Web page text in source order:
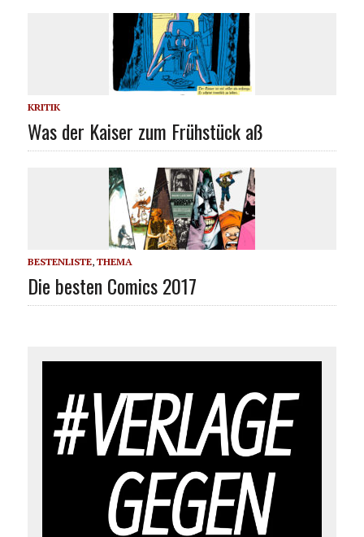
KRITIK
Was der Kaiser zum Frühstück aß
BESTENLISTE, THEMA
Die besten Comics 2017